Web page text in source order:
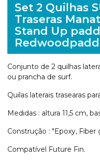
Set 2 Quilhas
Traseras
Stand Up
Conjunto de 2 quilhas
ou prancha de surf.
Quilas laterais trasearas
Medidas : altura 11,5 cm,
Construção : "Epoxy, Fiber
Compatível Future Fin.